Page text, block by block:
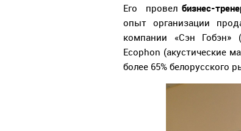
Его провелбизнес-
опыт организации
компании «Сэн Гобэн»
Ecophon (акустические
более 65% белорусского